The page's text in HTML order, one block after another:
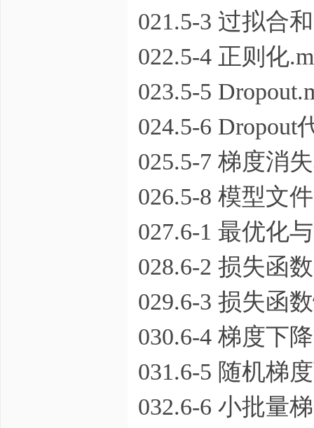
021.5-3 过拟合
022.5-4 正则化
023.5-5
024.5-6 Dropout
025.5-7 梯度消
026.5-8 模型文
027.6-1 最优化
028.6-2 损失函
029.6-3 损失函
030.6-4 梯度下
031.6-5 随机梯
032.6-6 小批量